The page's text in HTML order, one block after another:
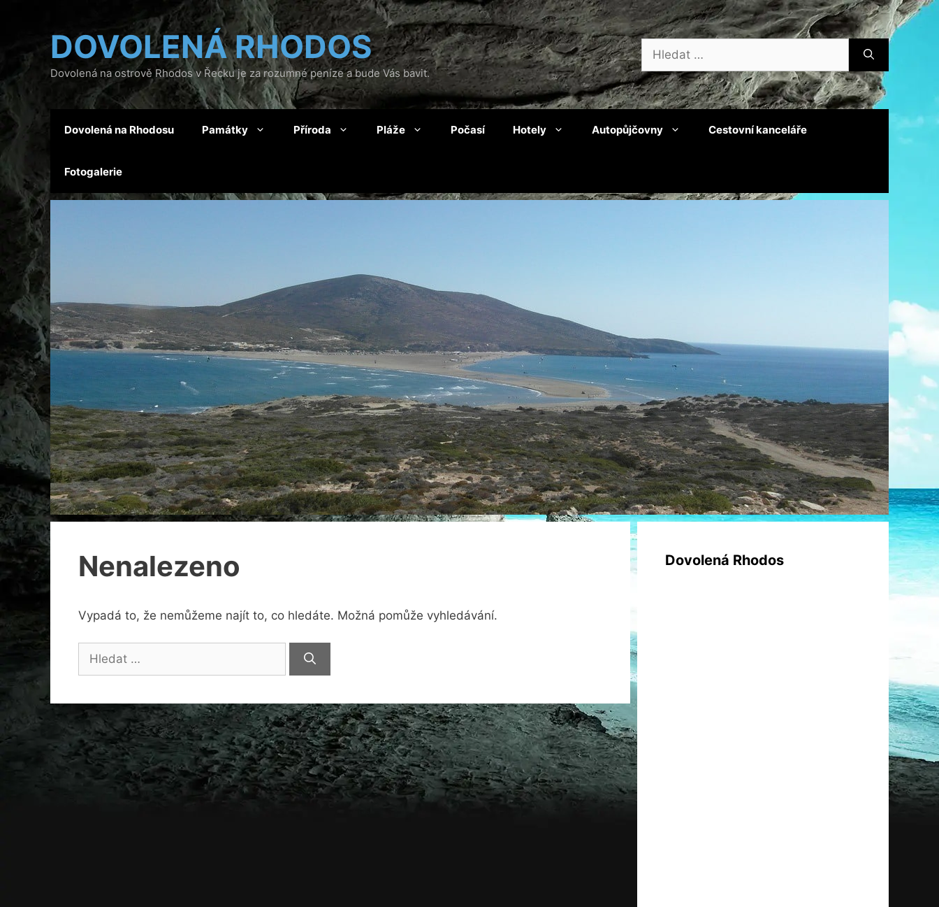
DOVOLENÁ RHODOS
Dovolená na ostrově Rhodos v Řecku je za rozumné peníze a bude Vás bavit.
Hledat:
Dovolená na Rhodosu Památky Příroda Pláže Počasí Hotely Autopůjčovny Cestovní kanceláře
Fotogalerie
Nenalezeno
Vypadá to, že nemůžeme najít to, co hledáte. Možná pomůže vyhledávání.
Dovolená Rhodos